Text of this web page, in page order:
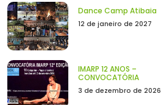
Dance Camp Atibaia
12 de janeiro de 2027
IMARP 12 ANOS –
CONVOCATÓRIA
3 de dezembro de 2026